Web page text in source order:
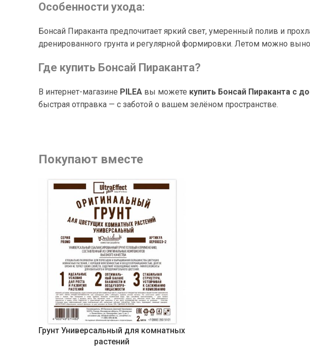
Особенности ухода:
Бонсай Пираканта предпочитает яркий свет, умеренный полив и
дренированного грунта и регулярной формировки. Летом можно
Где купить Бонсай Пираканта?
В интернет-магазине PILEA вы можете купить Бонсай Пираканта с
быстрая отправка — с заботой о вашем зелёном пространстве.
Покупают вместе
Грунт Универсальный для комнатных
растений